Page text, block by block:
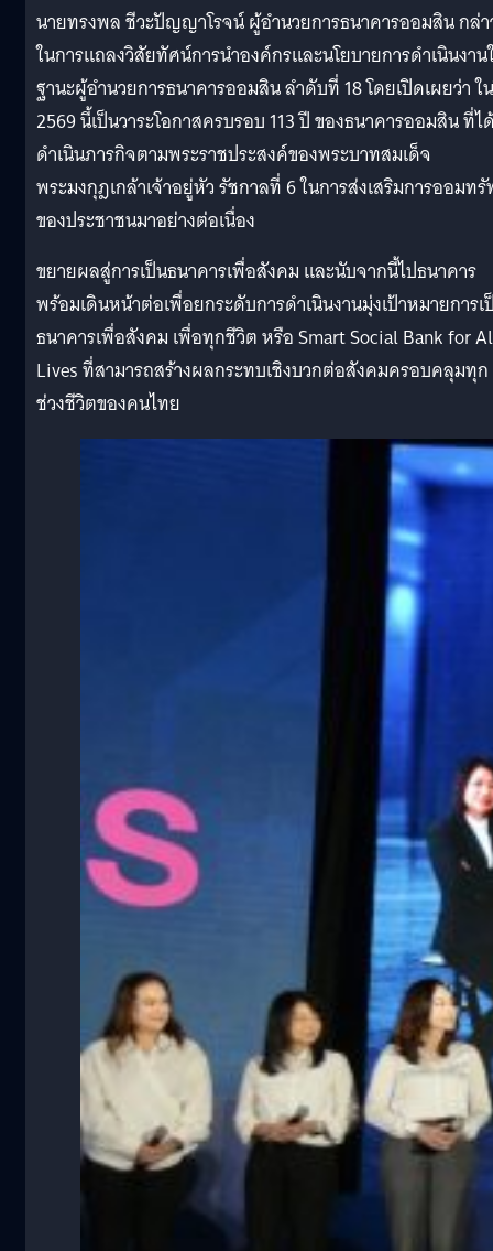
นายทรงพล ชีวะปัญญาโรจน์ ผู้อำนวยการธนาคารออมสิน กล่
ในการแถลงวิสัยทัศน์การนำองค์กรและนโยบายการดำเนินงาน
ฐานะผู้อำนวยการธนาคารออมสิน ลำดับที่ 18 โดยเปิดเผยว่า ใ
2569 นี้เป็นวาระโอกาสครบรอบ 113 ปี ของธนาคารออมสิน ที่ไ
ดำเนินภารกิจตามพระราชประสงค์ของพระบาทสมเด็จ
พระมงกุฎเกล้าเจ้าอยู่หัว รัชกาลที่ 6 ในการส่งเสริมการออมท
ของประชาชนมาอย่างต่อเนื่อง
ขยายผลสู่การเป็นธนาคารเพื่อสังคม และนับจากนี้ไปธนาคาร
พร้อมเดินหน้าต่อเพื่อยกระดับการดำเนินงานมุ่งเป้าหมายการเ
ธนาคารเพื่อสังคม เพื่อทุกชีวิต หรือ Smart Social Bank for
Lives ที่สามารถสร้างผลกระทบเชิงบวกต่อสังคมครอบคลุมทุก
ช่วงชีวิตของคนไทย